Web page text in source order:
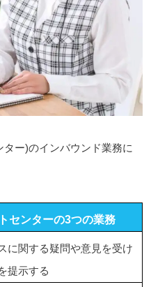
ー)のインバウンド業務に
センターの3つの業務
に関する疑問や意見を受け
提示する